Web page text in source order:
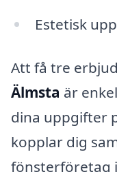
Estetisk
Att få tre
Älmsta är
dina uppgifter
kopplar dig
fönsterföretag